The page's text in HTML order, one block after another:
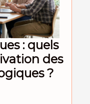
: quels
des
?